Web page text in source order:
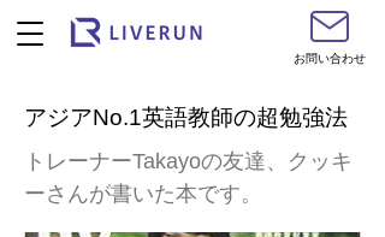
お問い合わせ
アジアNo.1英語教師の超勉強法
トレーナーTakayoの友達、クッキ
ーさんが書いた本です。